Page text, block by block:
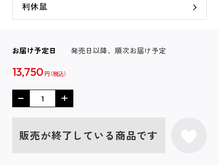
利休鼠
お届け予定日 発売日以降、順次お届け予定
13,750 円
販売が終了している商品です